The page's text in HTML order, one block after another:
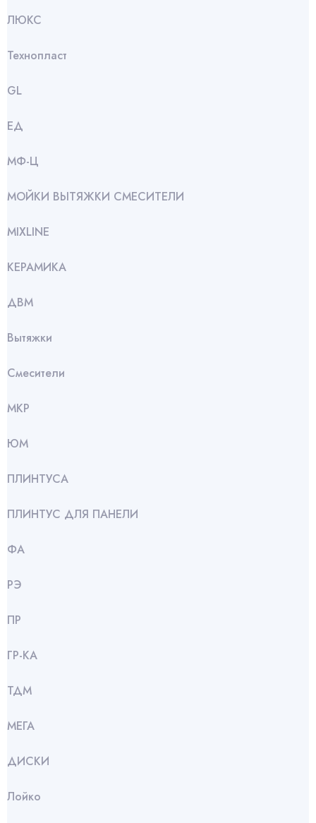
ЛЮКС
Технопласт
GL
ЕД
МФ-Ц
МОЙКИ ВЫТЯЖКИ СМЕСИТЕЛИ
МIXLINE
КЕРАМИКА
ДВМ
Вытяжки
Смесители
МКР
ЮМ
ПЛИНТУСА
ПЛИНТУС ДЛЯ ПАНЕЛИ
ФА
РЭ
ПР
ГР-КА
ТДМ
МЕГА
ДИСКИ
Лойко